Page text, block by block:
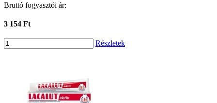
Bruttó fogyasztói ár:
3 154 Ft
Részletek